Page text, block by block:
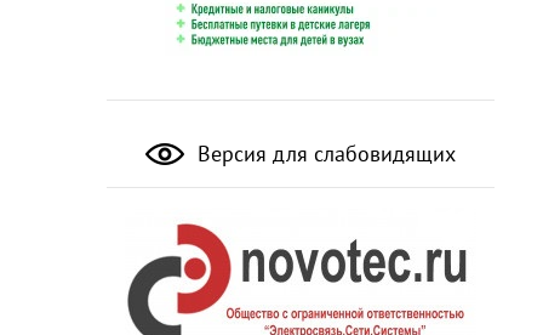
Версия для слабовидящих